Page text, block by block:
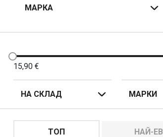
МАРКА
15,90 €
НА СКЛАД МАРКИ
ТОП НАЙ-